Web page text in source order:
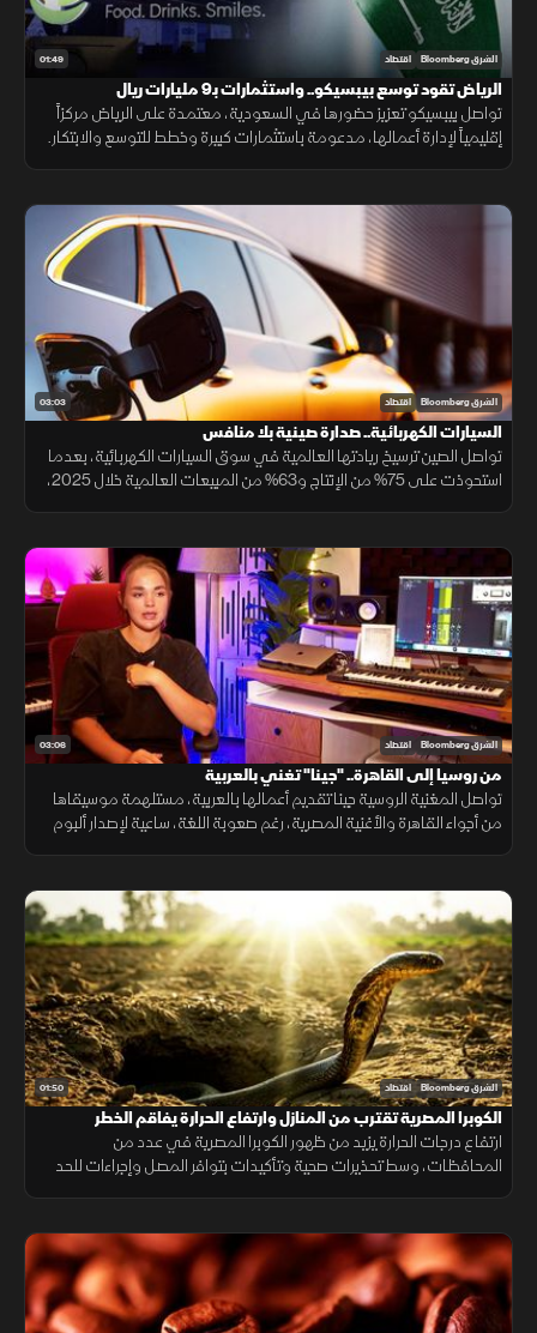
01:49 الشرق Bloomberg اقتصاد
الرياض تقود توسع بيبسيكو.. واستثمارات بـ9 مليارات ريال
تواصل بيبسيكو تعزيز حضورها في السعودية، معتمدة على الرياض مركزاً
إقليمياً لإدارة أعمالها، مدعومة باستثمارات كبيرة وخطط للتوسع والابتكار.
03:03 الشرق Bloomberg اقتصاد
السيارات الكهربائية.. صدارة صينية بلا منافس
تواصل الصين ترسيخ ريادتها العالمية في سوق السيارات الكهربائية، بعدما
استحوذت على 75% من الإنتاج و63% من المبيعات العالمية خلال 2025،
03:06 الشرق Bloomberg اقتصاد
من روسيا إلى القاهرة.. "جينا" تغني بالعربية
تواصل المغنية الروسية جينا تقديم أعمالها بالعربية، مستلهمة موسيقاها
من أجواء القاهرة والأغنية المصرية، رغم صعوبة اللغة، ساعية لإصدار ألبوم
01:50 الشرق Bloomberg اقتصاد
الكوبرا المصرية تقترب من المنازل وارتفاع الحرارة يفاقم الخطر
ارتفاع درجات الحرارة يزيد من ظهور الكوبرا المصرية في عدد من
المحافظات، وسط تحذيرات صحية وتأكيدات بتوافر المصل وإجراءات للحد